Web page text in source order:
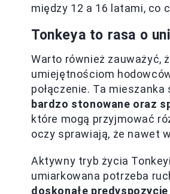
między 12 a 16 latami, co
Tonkeya to rasa o
Warto również zauważyć,
umiejętnościom
połączenie. Ta
bardzo stonowane oraz
które mogą przyjmować
oczy sprawiają, że nawet
Aktywny tryb życia
umiarkowana potrzeba
doskonałe